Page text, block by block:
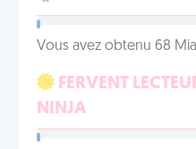
Vous avez obtenu 68
FERVENT
NINJA